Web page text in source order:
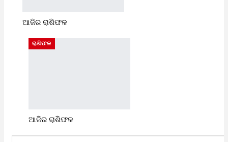
ଆଜିର ରାଶିଫଳ
ରାଶିଫଳ
ଆଜିର ରାଶିଫଳ